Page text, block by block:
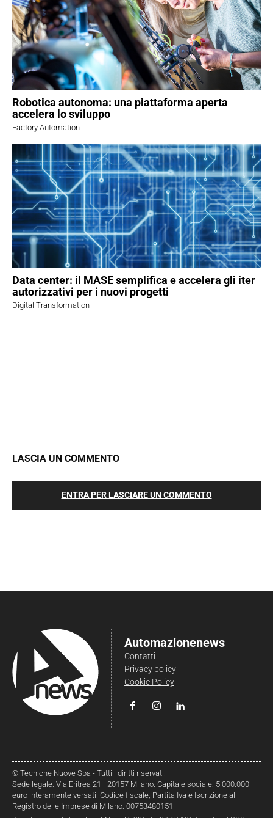
Robotica autonoma: una piattaforma aperta
accelera lo sviluppo
Factory Automation
Data center: il MASE semplifica e accelera gli iter
autorizzativi per i nuovi progetti
Digital Transformation
LASCIA UN COMMENTO
ENTRA PER LASCIARE UN COMMENTO
Automazionenews
Contatti
Privacy policy
Cookie Policy
© Tecniche Nuove Spa • Tutti i diritti riservati.
Sede legale: Via Eritrea 21 - 20157 Milano. Capitale sociale: 5.000.000
euro interamente versati. Codice fiscale, Partita Iva e Iscrizione al
Registro delle Imprese di Milano: 00753480151